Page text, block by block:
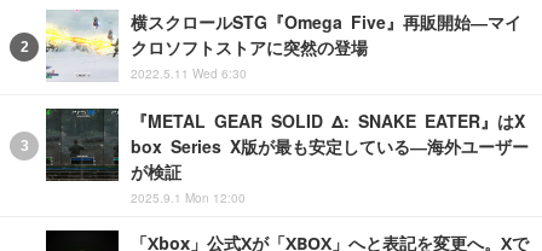
横スクロールSTG『Omega Five』再販開始―マイ
クロソフトストアに突然の登場
2022.5.11 Wed 6:30
『METAL GEAR SOLID Δ: SNAKE EATER』はX
box Series X版が最も安定している―海外ユーザー
が検証
2025.9.1 Mon 12:00
「Xbox」公式Xが「XBOX」へと表記を変更へ。Xで